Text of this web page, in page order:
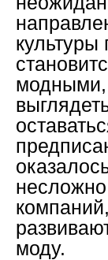
культуры
модными,
моду.